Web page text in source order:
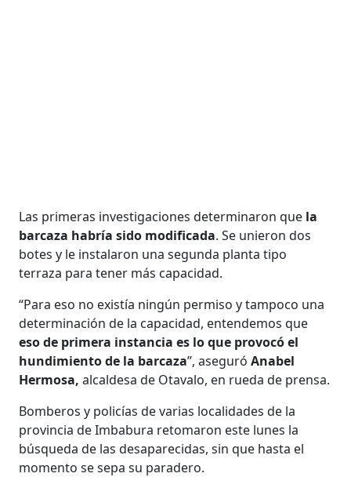
Las primeras investigaciones determinaron que la
barcaza habría sido modificada. Se unieron dos
botes y le instalaron una segunda planta tipo
terraza para tener más capacidad.
“Para eso no existía ningún permiso y tampoco una
determinación de la capacidad, entendemos que
eso de primera instancia es lo que provocó el
hundimiento de la barcaza”, aseguróAnabel
Hermosa,alcaldesa de Otavalo, en rueda de prensa.
Bomberos y policías de varias localidades de la
provincia de Imbabura retomaron este lunes la
búsqueda de las desaparecidas, sin que hasta el
momento se sepa su paradero.